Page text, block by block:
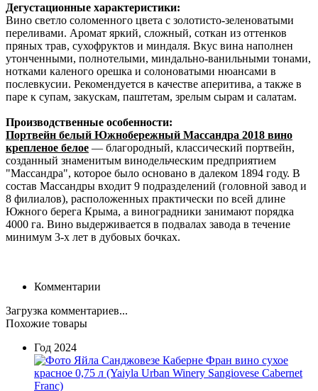
Дегустационные характеристики:
Вино светло соломенного цвета с золотисто-зеленоватыми
переливами. Аромат яркий, сложный, соткан из оттенков
пряных трав, сухофруктов и миндаля. Вкус вина наполнен
утонченными, полнотелыми, миндально-ванильными тонами,
нотками каленого орешка и солоноватыми нюансами в
послевкусии. Рекомендуется в качестве аперитива, а также в
паре к супам, закускам, паштетам, зрелым сырам и салатам.
Производственные особенности:
Портвейн белый Южнобережный Массандра 2018 вино
крепленое белое — благородный, классический портвейн,
созданный знаменитым винодельческим предприятием
"Массандра", которое было основано в далеком 1894 году. В
состав Массандры входит 9 подразделений (головной завод и
8 филиалов), расположенных практически по всей длине
Южного берега Крыма, а виноградники занимают порядка
4000 га. Вино выдерживается в подвалах завода в течение
минимум 3-х лет в дубовых бочках.
Комментарии
Загрузка комментариев...
Похожие товары
Год 2024